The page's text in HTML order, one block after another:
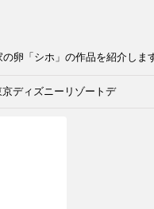
卵「シホ」の作品を紹介します
京ディズニーリゾートデ